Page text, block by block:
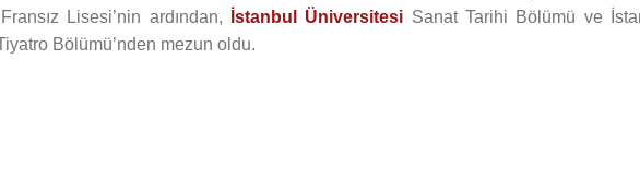
Lisesi’nin ardından,
İstanbul Üniversitesi Sanat Tarihi Bölümü ve
Bölümü’nden mezun oldu.